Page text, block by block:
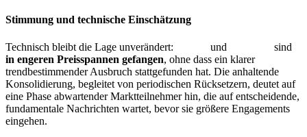
Stimmung und technische Einschätzung
Technisch bleibt die Lage unverändert: und
sind
in engeren Preisspannen gefangen, ohne dass ein klarer
trendbestimmender Ausbruch stattgefunden hat. Die anhaltende
Konsolidierung, begleitet von periodischen Rücksetzern, deutet auf
eine Phase abwartender Marktteilnehmer hin, die auf entscheidende,
fundamentale Nachrichten wartet, bevor sie größere Engagements
eingehen.